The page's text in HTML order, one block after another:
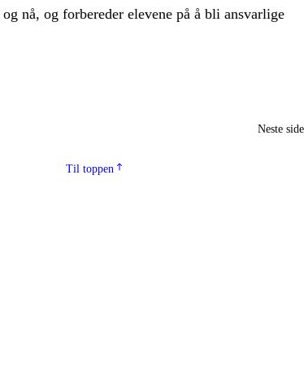
nå, og forbereder elevene på å bli ansvarlige
Neste side
Til toppen